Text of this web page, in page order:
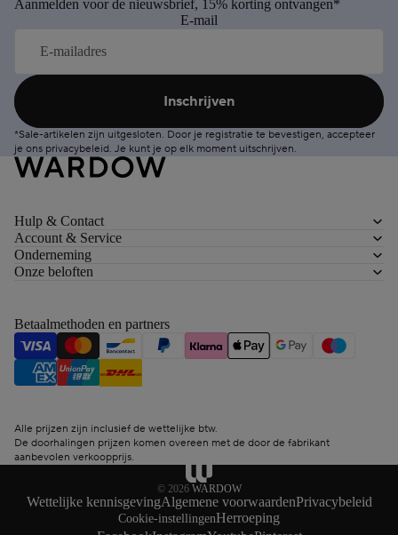
Aanmelden voor de nieuwsbrief, 15% korting ontvangen*
E-mail
Inschrijven
*Sale-artikelen zijn uitgesloten. Door je registratie te bevestigen, accepteer
je ons privacybeleid. Je kunt je op elk moment uitschrijven.
Hulp & Contact
Account & Service
Onderneming
Onze beloften
Betaalmethoden en partners
Alle prijzen zijn inclusief de wettelijke btw.
De doorhalingen prijzen komen overeen met de door de fabrikant
aanbevolen verkoopprijs.
© 2026 WARDOW
Wettelijke kennisgevingAlgemene voorwaardenPrivacybeleid
Cookie-instellingenHerroeping